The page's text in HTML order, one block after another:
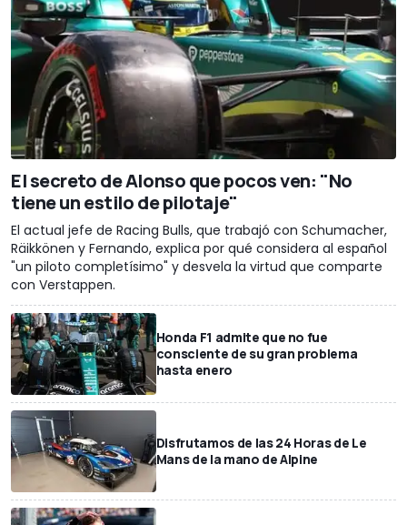
El secreto de Alonso que pocos ven: "No
tiene un estilo de pilotaje"
El actual jefe de Racing Bulls, que trabajó con Schumacher,
Räikkönen y Fernando, explica por qué considera al español
"un piloto completísimo" y desvela la virtud que comparte
con Verstappen.
Honda F1 admite que no fue
consciente de su gran problema
hasta enero
Disfrutamos de las 24 Horas de Le
Mans de la mano de Alpine